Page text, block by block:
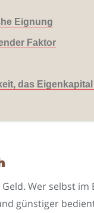
Eignung
Faktor
das Eigenkapital
Wer selbst im
günstiger